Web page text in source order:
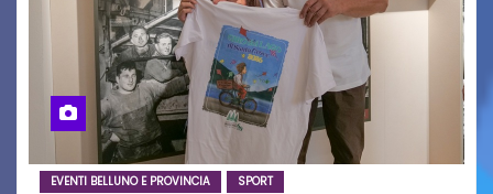
EVENTI BELLUNO E PROVINCIA SPORT